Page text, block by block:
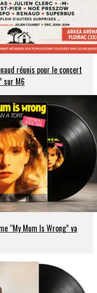
réunis pour le concert
sur M6
“My Mum Is Wrong” va